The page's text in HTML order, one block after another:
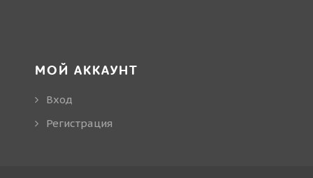
МОЙ АККАУНТ
Вход
Регистрация